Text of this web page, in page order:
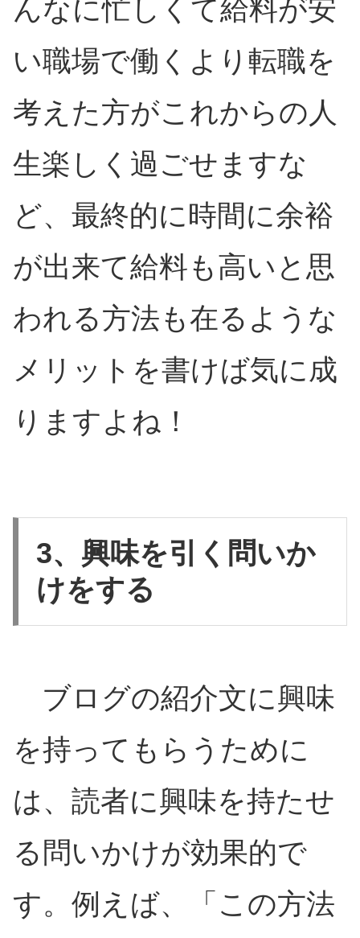
んなに忙しくて給料が安
い職場で働くより転職を
考えた方がこれからの人
生楽しく過ごせますな
ど、最終的に時間に余裕
が出来て給料も高いと思
われる方法も在るような
メリットを書けば気に成
りますよね！
3、興味を引く問いか
けをする
ブログの紹介文に興味
を持ってもらうために
は、読者に興味を持たせ
る問いかけが効果的で
す。例えば、「この方法